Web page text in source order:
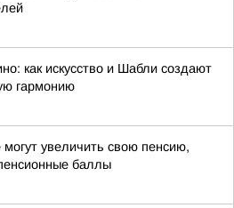
как искусство и Шабли создают
гармонию
могут увеличить свою пенсию,
баллы